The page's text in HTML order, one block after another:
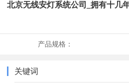
北京无线安灯系统公司_拥有十几
产品规格：
关键词